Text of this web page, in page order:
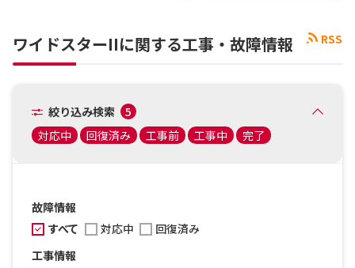
OCNのお客さまはこちら
工事・故障情報通知サー
オフィシャルサイト
RSS
ワイドスターIIに関する工事・故障情報
絞り込み検索
5
対応中
回復済み 工事前 工事中 完了
故障情報
すべて
対応中
回復済み
工事情報